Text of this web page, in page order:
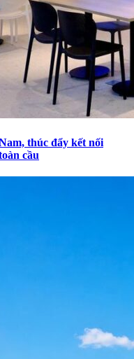
thúc đẩy kết nối
cầu